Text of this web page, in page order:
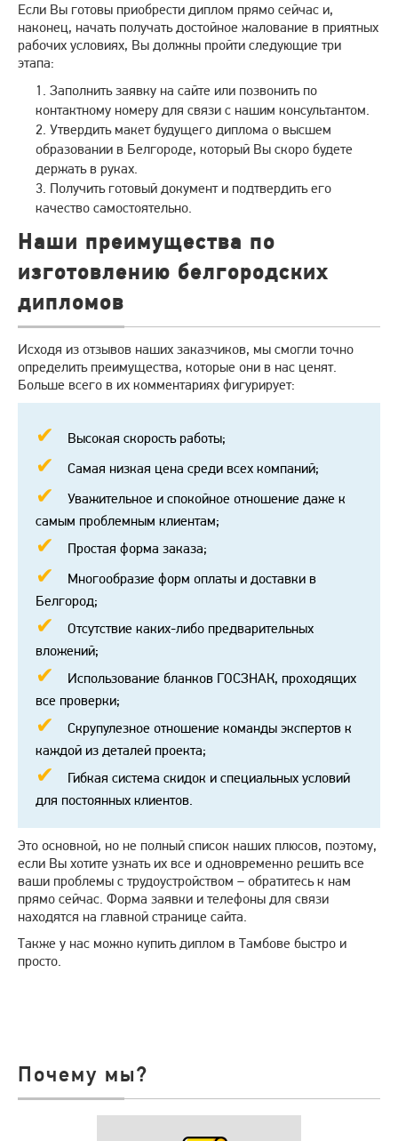
Если Вы готовы приобрести диплом прямо сейчас и,
наконец, начать получать достойное жалование в приятных
рабочих условиях, Вы должны пройти следующие три
этапа:
Заполнить заявку на сайте или позвонить по
контактному номеру для связи с нашим консультантом.
Утвердить макет будущего диплома о высшем
образовании в Белгороде, который Вы скоро будете
держать в руках.
Получить готовый документ и подтвердить его
качество самостоятельно.
Наши преимущества по
изготовлению белгородских
дипломов
Исходя из отзывов наших заказчиков, мы смогли точно
определить преимущества, которые они в нас ценят.
Больше всего в их комментариях фигурирует:
Высокая скорость работы;
Самая низкая цена среди всех компаний;
Уважительное и спокойное отношение даже к
самым проблемным клиентам;
Простая форма заказа;
Многообразие форм оплаты и доставки в
Белгород;
Отсутствие каких-либо предварительных
вложений;
Использование бланков ГОСЗНАК, проходящих
все проверки;
Скрупулезное отношение команды экспертов к
каждой из деталей проекта;
Гибкая система скидок и специальных условий
для постоянных клиентов.
Это основной, но не полный список наших плюсов, поэтому,
если Вы хотите узнать их все и одновременно решить все
ваши проблемы с трудоустройством – обратитесь к нам
прямо сейчас. Форма заявки и телефоны для связи
находятся на главной странице сайта.
Также у нас можно купить диплом в Тамбове быстро и
просто.
Почему мы?